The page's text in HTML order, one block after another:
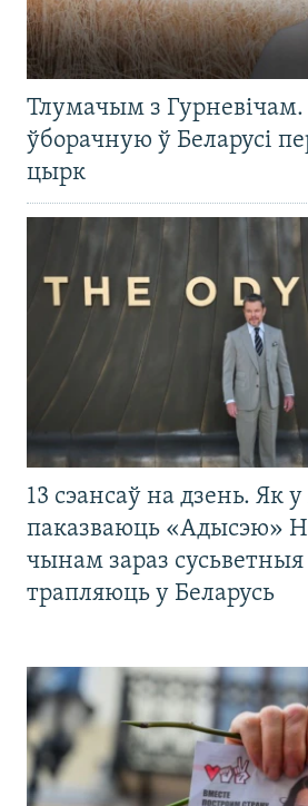
Тлумачым з
ўборачную ў Беларусі
цырк
13 сэансаў на дзень. Як
паказваюць «Адысэю»
чынам зараз сусьветныя
трапляюць у Беларусь